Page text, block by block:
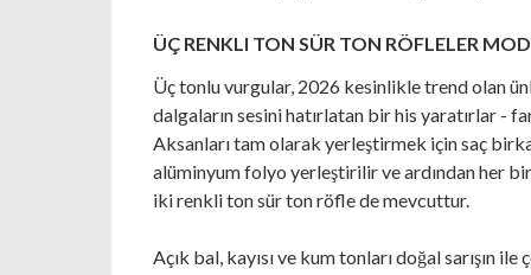
ÜÇ RENKLI TON SÜR TON RÖFLELER
Üç tonlu vurgular, 2026 kesinlikle trend olan
dalgaların sesini hatırlatan bir his yaratırlar -
Aksanları tam olarak yerleştirmek için saç
alüminyum folyo yerleştirilir ve ardından her
iki renkli ton sür ton röfle de mevcuttur.
Açık bal, kayısı ve kum tonları doğal sarışın